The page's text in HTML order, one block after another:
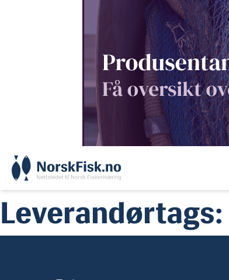
Leverandørtags: